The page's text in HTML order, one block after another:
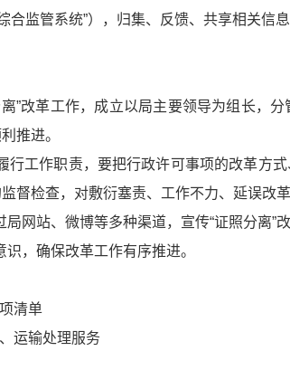
合监管系统”），归集、反馈、共享相关
”改革工作，成立以局主要领导为组长，
推进。
行工作职责，要把行政许可事项的改革方
督检查，对敷衍塞责、工作不力、延误改
局网站、微博等多种渠道，宣传“证照分离
，确保改革工作有序推进。
清单
运输处理服务